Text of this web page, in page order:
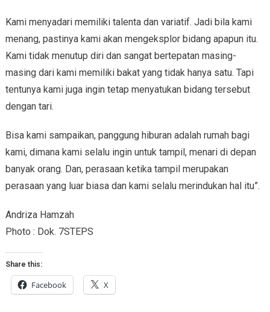
Kami menyadari memiliki talenta dan variatif. Jadi bila kami
menang, pastinya kami akan mengeksplor bidang apapun itu.
Kami tidak menutup diri dan sangat bertepatan masing-
masing dari kami memiliki bakat yang tidak hanya satu. Tapi
tentunya kami juga ingin tetap menyatukan bidang tersebut
dengan tari.
Bisa kami sampaikan, panggung hiburan adalah rumah bagi
kami, dimana kami selalu ingin untuk tampil, menari di depan
banyak orang. Dan, perasaan ketika tampil merupakan
perasaan yang luar biasa dan kami selalu merindukan hal itu”.
Andriza Hamzah
Photo : Dok. 7STEPS
Share this:
Facebook X